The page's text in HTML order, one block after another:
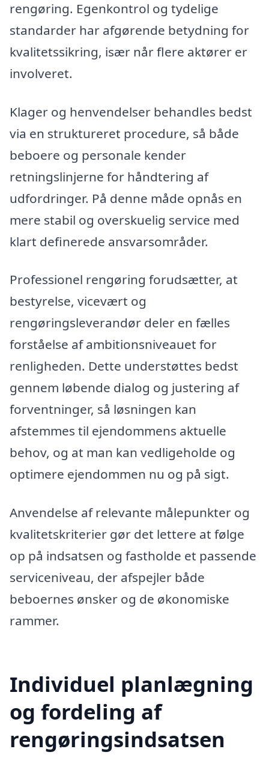
rengøring. Egenkontrol og tydelige
standarder har afgørende betydning for
kvalitetssikring, især når flere aktører er
involveret.
Klager og henvendelser behandles bedst
via en struktureret procedure, så både
beboere og personale kender
retningslinjerne for håndtering af
udfordringer. På denne måde opnås en
mere stabil og overskuelig service med
klart definerede ansvarsområder.
Professionel rengøring forudsætter, at
bestyrelse, vicevært og
rengøringsleverandør deler en fælles
forståelse af ambitionsniveauet for
renligheden. Dette understøttes bedst
gennem løbende dialog og justering af
forventninger, så løsningen kan
afstemmes til ejendommens aktuelle
behov, og at man kan vedligeholde og
optimere ejendommen nu og på sigt.
Anvendelse af relevante målepunkter og
kvalitetskriterier gør det lettere at følge
op på indsatsen og fastholde et passende
serviceniveau, der afspejler både
beboernes ønsker og de økonomiske
rammer.
Individuel planlægning
og fordeling af
rengøringsindsatsen